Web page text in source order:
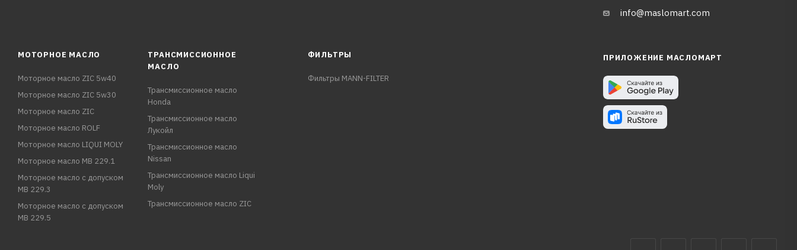
info@maslomart.com
МОТОРНОЕ МАСЛО
Моторное масло ZIC 5w40
Моторное масло ZIC 5w30
Моторное масло ZIC
Моторное масло ROLF
Моторное масло LIQUI MOLY
Моторное масло MB 229.1
Моторное масло с допуском
MB 229.3
Моторное масло с допуском
MB 229.5
ТРАНСМИССИОННОЕ
МАСЛО
Трансмиссионное масло
Honda
Трансмиссионное масло
Лукойл
Трансмиссионное масло
Nissan
Трансмиссионное масло Liqui
Moly
Трансмиссионное масло ZIC
ФИЛЬТРЫ
Фильтры MANN-FILTER
ПРИЛОЖЕНИЕ МАСЛОМАРТ